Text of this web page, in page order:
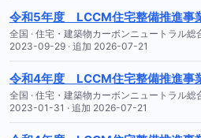
令和5年度 LCCM住宅整備推進事
全国 · 住宅・建築物カーボンニュートラル
2023-09-29 · 追加 2026-07-21
令和4年度 LCCM住宅整備推進事
全国 · 住宅・建築物カーボンニュートラル
2023-01-31 · 追加 2026-07-21